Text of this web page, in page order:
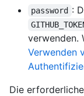
password :
verwenden.
Verwenden
Die